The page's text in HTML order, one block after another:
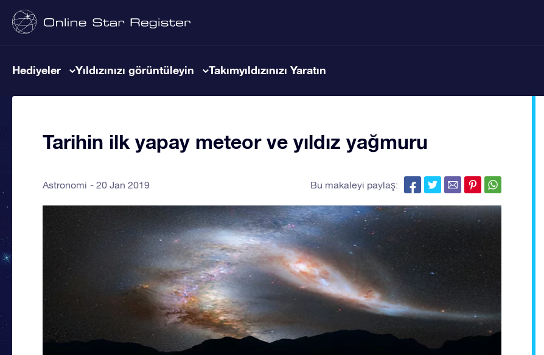
Hediyeler Yıldızınızı görüntüleyin Takımyıldızınızı Yaratın
Tarihin ilk yapay meteor ve yıldız yağmuru
Astronomi 20 Jan 2019 Bu makaleyi paylaş: